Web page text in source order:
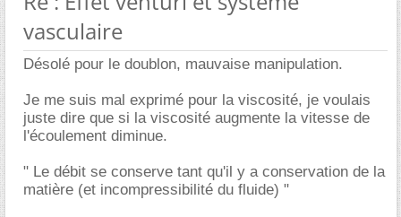
vasculaire
Désolé pour le doublon, mauvaise manipulation.
Je me suis mal exprimé pour la viscosité, je voulais
juste dire que si la viscosité augmente la vitesse de
l'écoulement diminue.
" Le débit se conserve tant qu'il y a conservation de la
matière (et incompressibilité du fluide) "